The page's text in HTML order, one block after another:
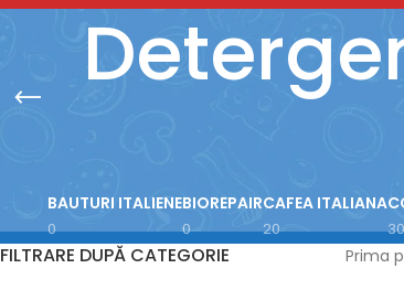
BAUTURI ITALIENE
0
BIOREPAIR
0
CAFEA ITALIANA
20
FILTRARE DUPĂ CATEGORIE Prima